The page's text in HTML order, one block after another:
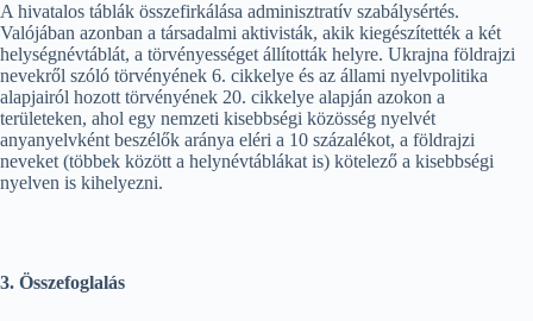
A hivatalos táblák összefirkálása adminisztratív szabálysértés.
Valójában azonban a társadalmi aktivisták, akik kiegészítették a két
helységnévtáblát, a törvényességet állították helyre. Ukrajna földrajzi
nevekről szóló törvényének 6. cikkelye és az állami nyelvpolitika
alapjairól hozott törvényének 20. cikkelye alapján azokon a
területeken, ahol egy nemzeti kisebbségi közösség nyelvét
anyanyelvként beszélők aránya eléri a 10 százalékot, a földrajzi
neveket (többek között a helynévtáblákat is) kötelező a kisebbségi
nyelven is kihelyezni.
3. Összefoglalás